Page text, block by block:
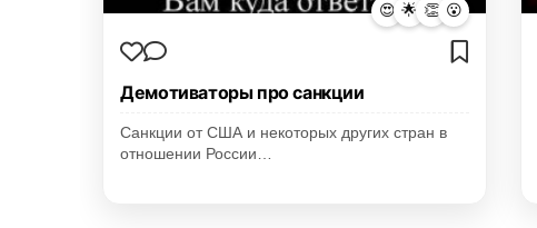
😍 🌟 👏 😮
Демотиваторы про санкции
Санкции от США и некоторых других стран в
отношении России…